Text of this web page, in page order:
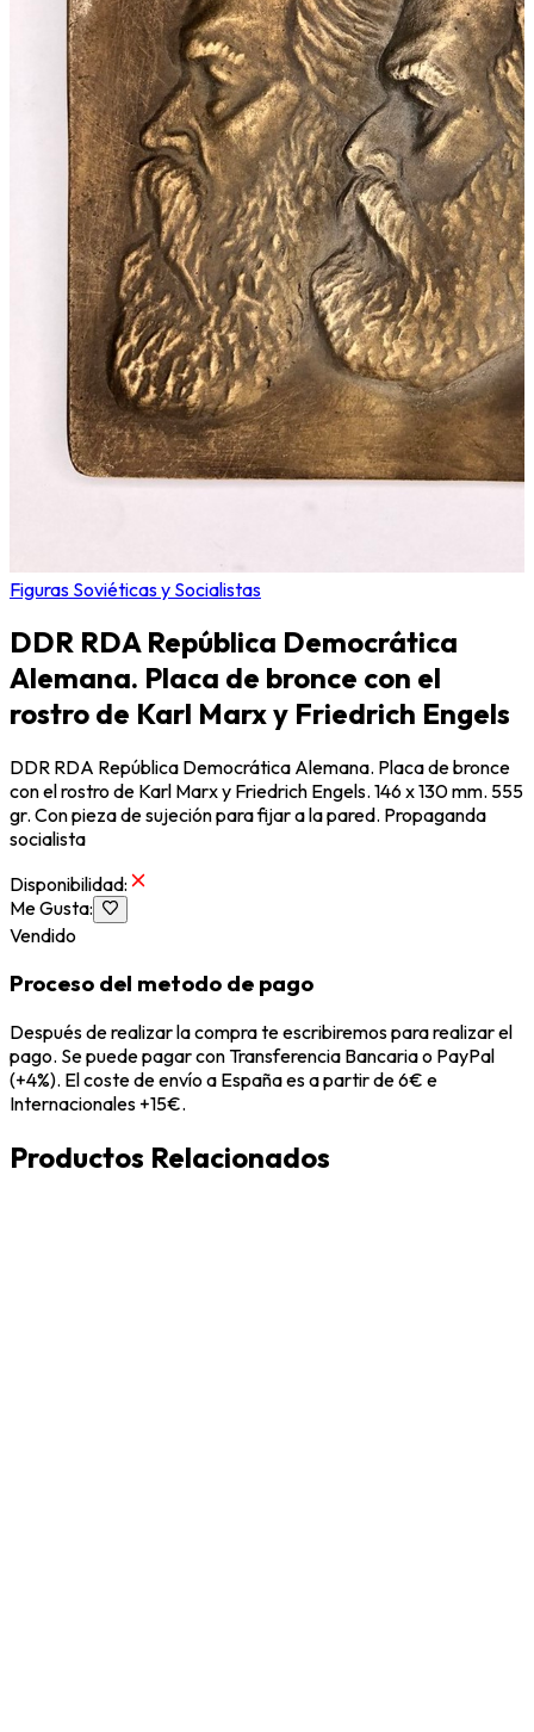
Figuras Soviéticas y Socialistas
DDR RDA República Democrática
Alemana. Placa de bronce con el
rostro de Karl Marx y Friedrich Engels
DDR RDA República Democrática Alemana. Placa de bronce
con el rostro de Karl Marx y Friedrich Engels. 146 x 130 mm. 555
gr. Con pieza de sujeción para fijar a la pared. Propaganda
socialista
Disponibilidad:
Me Gusta:
Vendido
Proceso del metodo de pago
Después de realizar la compra te escribiremos para realizar el
pago. Se puede pagar con Transferencia Bancaria o PayPal
(+4%). El coste de envío a España es a partir de 6€ e
Internacionales +15€.
Productos Relacionados